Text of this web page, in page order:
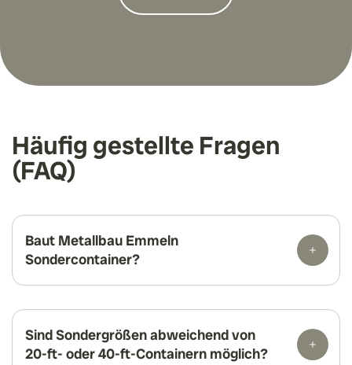
Häufig gestellte Fragen
(FAQ)
Baut Metallbau Emmeln
Sondercontainer?
Sind Sondergrößen abweichend von
20-ft- oder 40-ft-Containern möglich?